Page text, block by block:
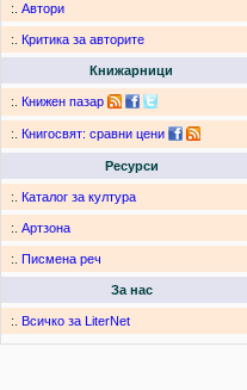
:. Автори
:. Критика за авторите
Книжарници
:. Книжен пазар
:. Книгосвят: сравни цени
Ресурси
:. Каталог за култура
:. Артзона
:. Писмена реч
За нас
:. Всичко за LiterNet